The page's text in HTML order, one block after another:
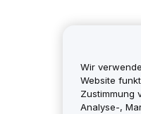
Wir
Website
Zustimmung
Analyse-,